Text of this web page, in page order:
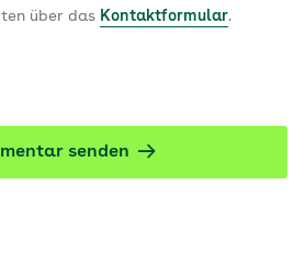
über das Kontaktformular.
senden